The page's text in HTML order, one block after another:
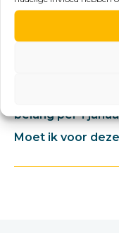
u
Klopt het dat het
belang per 1
Moet ik voor